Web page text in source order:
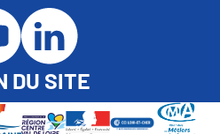
DU SITE